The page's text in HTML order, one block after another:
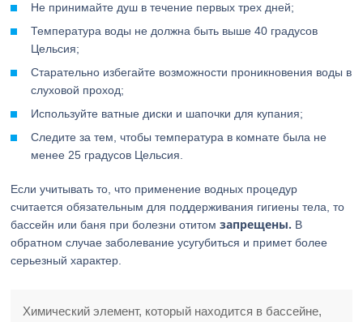
Не принимайте душ в течение первых трех дней;
Температура воды не должна быть выше 40 градусов
Цельсия;
Старательно избегайте возможности проникновения воды в
слуховой проход;
Используйте ватные диски и шапочки для купания;
Следите за тем, чтобы температура в комнате была не
менее 25 градусов Цельсия.
Если учитывать то, что применение водных процедур
считается обязательным для поддерживания гигиены тела, то
бассейн или баня при болезни отитомзапрещены. В
обратном случае заболевание усугубиться и примет более
серьезный характер.
Химический элемент, который находится в бассейне,